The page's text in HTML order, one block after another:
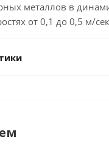
металлов в
от 0,1 до 0,5 м/